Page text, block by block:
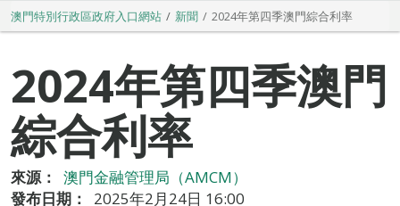
澳門特別行政區政府入口網站 新聞 2024年第四季澳門綜合利率
2024年第四季澳門
綜合利率
來源：
澳門金融管理局（AMCM）
發布日期：
2025年2月24日 16:00